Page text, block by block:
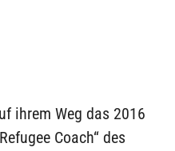
ihrem Weg das 2016
Coach“ des